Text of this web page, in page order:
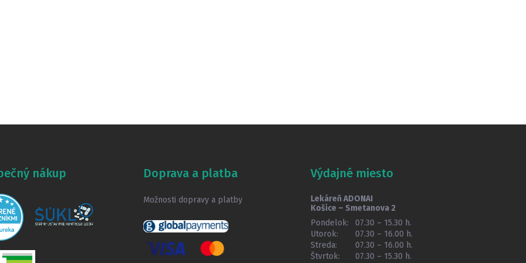
nákup Doprava a platba
Možnosti dopravy a platby
Výdajné miesto
Lekáreň ADONAI
Košice – Smetanova 2
Pondelok:
07.30 – 15.30 h.
Utorok:
07.30 – 16.00 h.
Streda:
07.30 – 16.00 h.
Štvrtok:
07.30 – 15.30 h.